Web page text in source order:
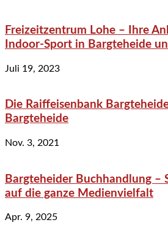
Freizeitzentrum Lohe – Ihre
Indoor-Sport in Bargteheide
Juli 19, 2023
Die Raiffeisenbank
Bargteheide
Nov. 3, 2021
Bargteheider Buchhandlung –
auf die ganze Medienvielfalt
Apr. 9, 2025